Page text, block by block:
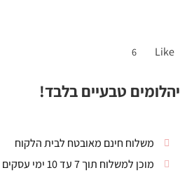
Like
6
יהלומים טבעיים בלבד!
משלוח חינם מאובטח לבית הלקוח
מוכן למשלוח תוך 7 עד 10 ימי עסקים